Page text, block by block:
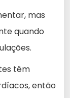
mas
quando
têm
então